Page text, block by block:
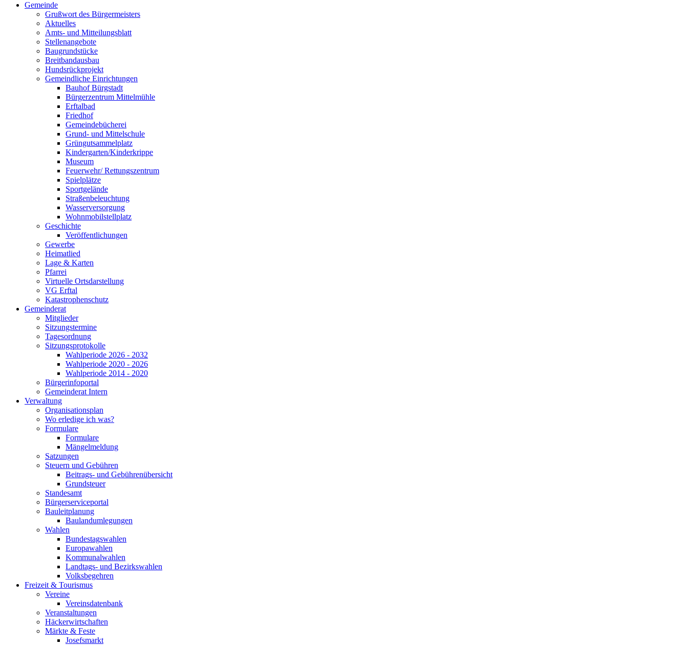
Gemeinde
Grußwort des Bürgermeisters
Aktuelles
Amts- und Mitteilungsblatt
Stellenangebote
Baugrundstücke
Breitbandausbau
Hundsrückprojekt
Gemeindliche Einrichtungen
Bauhof Bürgstadt
Bürgerzentrum Mittelmühle
Erftalbad
Friedhof
Gemeindebücherei
Grund- und Mittelschule
Grüngutsammelplatz
Kindergarten/Kinderkrippe
Museum
Feuerwehr/ Rettungszentrum
Spielplätze
Sportgelände
Straßenbeleuchtung
Wasserversorgung
Wohnmobilstellplatz
Geschichte
Veröffentlichungen
Gewerbe
Heimatlied
Lage & Karten
Pfarrei
Virtuelle Ortsdarstellung
VG Erftal
Katastrophenschutz
Gemeinderat
Mitglieder
Sitzungstermine
Tagesordnung
Sitzungsprotokolle
Wahlperiode 2026 - 2032
Wahlperiode 2020 - 2026
Wahlperiode 2014 - 2020
Bürgerinfoportal
Gemeinderat Intern
Verwaltung
Organisationsplan
Wo erledige ich was?
Formulare
Formulare
Mängelmeldung
Satzungen
Steuern und Gebühren
Beitrags- und Gebührenübersicht
Grundsteuer
Standesamt
Bürgerserviceportal
Bauleitplanung
Baulandumlegungen
Wahlen
Bundestagswahlen
Europawahlen
Kommunalwahlen
Landtags- und Bezirkswahlen
Volksbegehren
Freizeit & Tourismus
Vereine
Vereinsdatenbank
Veranstaltungen
Häckerwirtschaften
Märkte & Feste
Josefsmarkt